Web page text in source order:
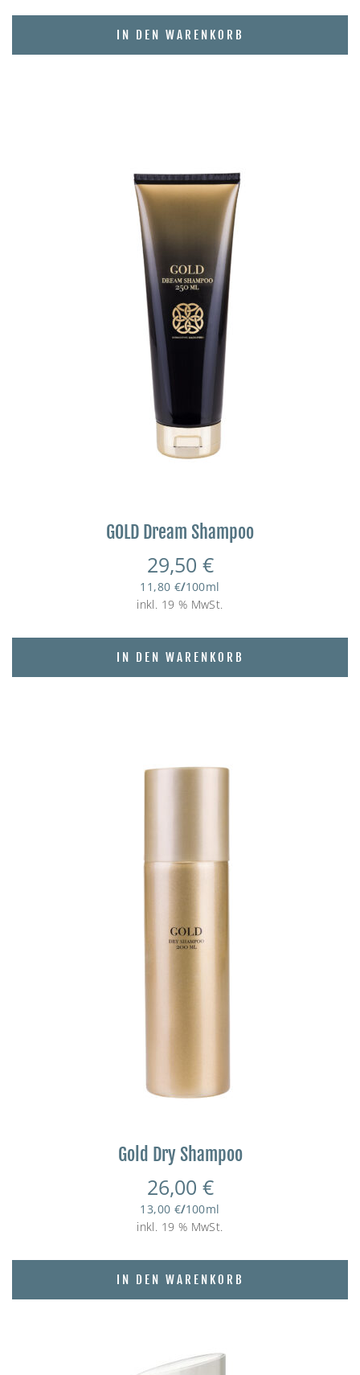
IN DEN WARENKORB
GOLD Dream Shampoo
29,50 €
11,80 €/100ml
inkl. 19 % MwSt.
IN DEN WARENKORB
Gold Dry Shampoo
26,00 €
13,00 €/100ml
inkl. 19 % MwSt.
IN DEN WARENKORB